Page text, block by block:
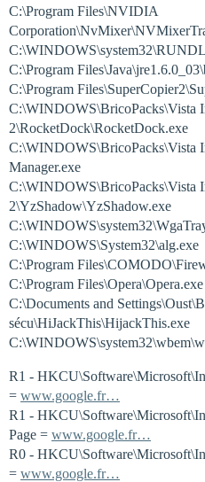
C:\Program Files\NVIDIA
C:\Program
C:\Program
C:\WINDOWS\BricoPacks\Vista
2\RocketDock\RocketDock.exe
C:\WINDOWS\BricoPacks\Vista
Manager.exe
C:\WINDOWS\BricoPacks\Vista
2\YzShadow\YzShadow.exe
C:\WINDOWS\System32\alg.exe
C:\Program
C:\Program Files\Opera\Opera.exe
C:\Documents and
sécu\HiJackThis\HijackThis.exe
R1 -
= www.google.fr…
R1 -
Page = www.google.fr…
R0 -
= www.google.fr…